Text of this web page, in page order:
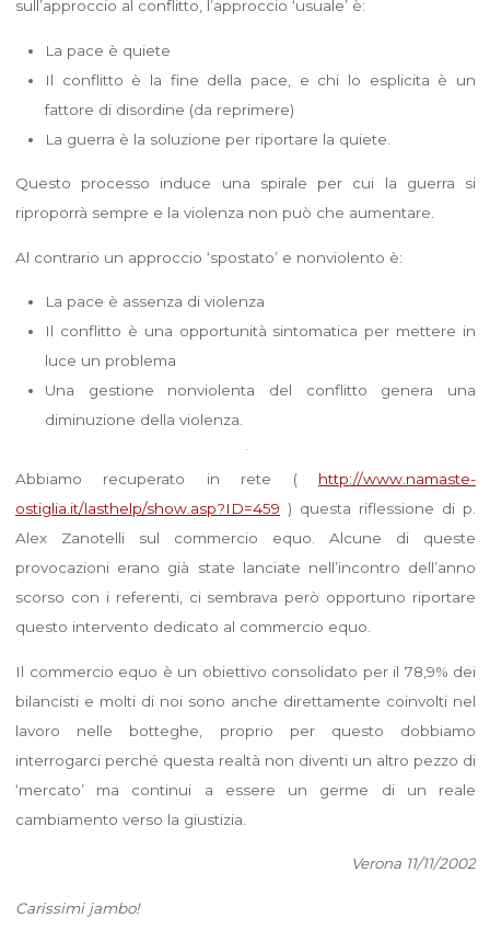
sull’approccio al conflitto, l’approccio ‘usuale’ è:
La pace è quiete
Il conflitto è la fine della pace, e chi lo esplicita è un
fattore di disordine (da reprimere)
La guerra è la soluzione per riportare la quiete.
Questo processo induce una spirale per cui la guerra si
riproporrà sempre e la violenza non può che aumentare.
Al contrario un approccio ‘spostato’ e nonviolento è:
La pace è assenza di violenza
Il conflitto è una opportunità sintomatica per mettere in
luce un problema
Una gestione nonviolenta del conflitto genera una
diminuzione della violenza.
Abbiamo recuperato in rete ( http://www.namaste-
ostiglia.it/lasthelp/show.asp?ID=459 ) questa riflessione di p.
Alex Zanotelli sul commercio equo. Alcune di queste
provocazioni erano già state lanciate nell’incontro dell’anno
scorso con i referenti, ci sembrava però opportuno riportare
questo intervento dedicato al commercio equo.
Il commercio equo è un obiettivo consolidato per il 78,9% dei
bilancisti e molti di noi sono anche direttamente coinvolti nel
lavoro nelle botteghe, proprio per questo dobbiamo
interrogarci perché questa realtà non diventi un altro pezzo di
‘mercato’ ma continui a essere un germe di un reale
cambiamento verso la giustizia.
Verona 11/11/2002
Carissimi jambo!